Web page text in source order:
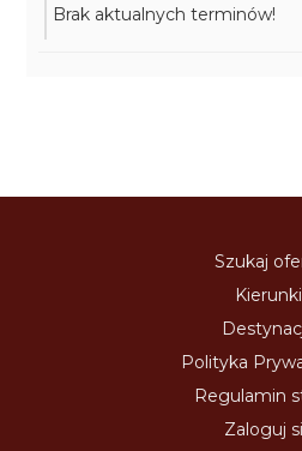
Brak aktualnych terminów!
Szukaj
Kierunki
Polityka
Regulamin
Zaloguj